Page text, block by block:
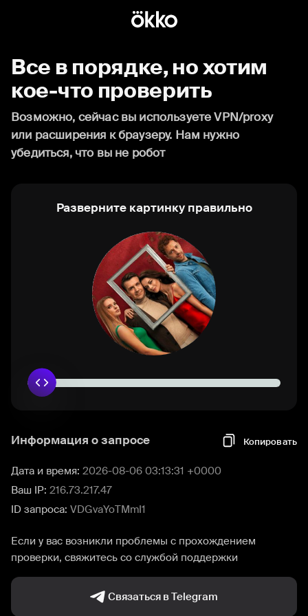
Все в порядке, но хотим
кое-что проверить
Возможно, сейчас вы используете VPN/proxy
или расширения к браузеру. Нам нужно
убедиться, что вы не робот
Разверните картинку правильно
Информация о запросе Копировать
Дата и время: 2026-08-06 03:13:31 +0000
Ваш IP: 216.73.217.47
ID запроса: VDGvaYoTMmI1
Если у вас возникли проблемы с прохождением
проверки, свяжитесь со службой поддержки
Связаться в Telegram